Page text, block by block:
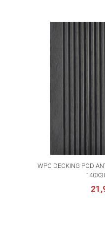
WPC DECKING POD